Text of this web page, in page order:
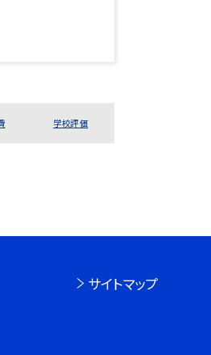
学校評価
サイトマップ